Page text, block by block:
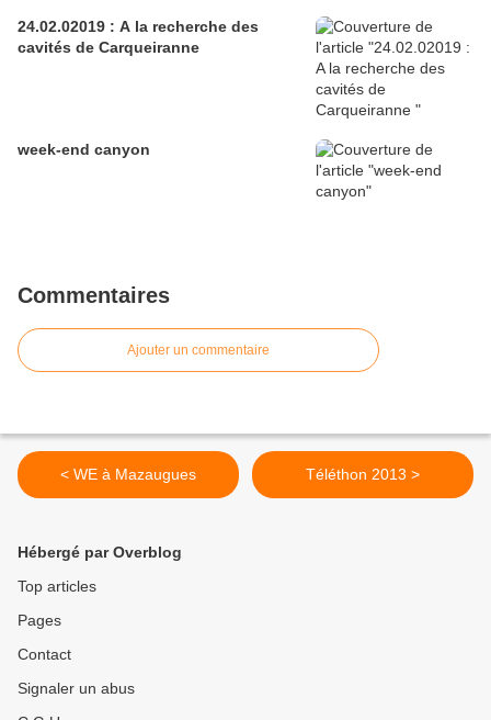
24.02.02019 : A la recherche des
cavités de Carqueiranne
week-end canyon
Commentaires
Ajouter un commentaire
< WE à Mazaugues Téléthon 2013 >
Hébergé par Overblog
Top articles
Pages
Contact
Signaler un abus